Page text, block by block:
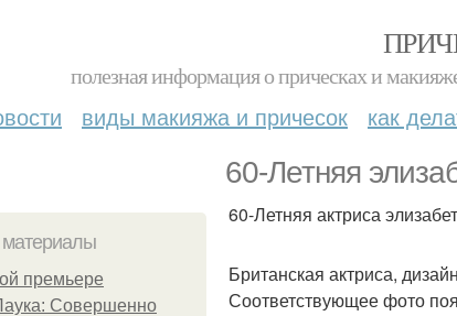
полезная информация о прическах и
виды макияжа и причесок как
60-Летняя
премьере
Совершенно
60-Летняя актриса
Британская актриса,
Соответствующее фото